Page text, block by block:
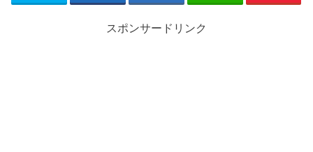
スポンサードリンク